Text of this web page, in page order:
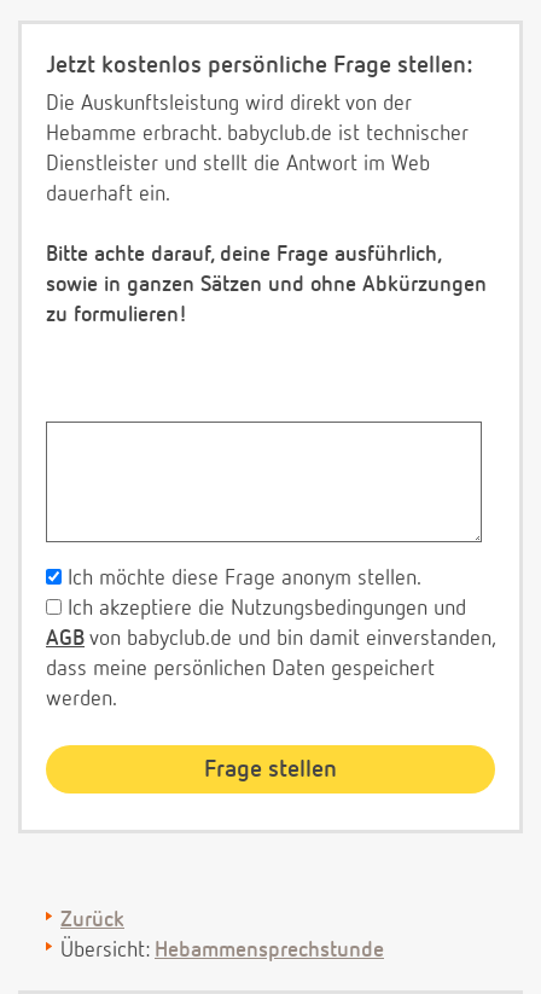
Jetzt kostenlos persönliche Frage stellen:
Die Auskunftsleistung wird direkt von der
Hebamme erbracht. babyclub.de ist technischer
Dienstleister und stellt die Antwort im Web
dauerhaft ein.
Bitte achte darauf, deine Frage ausführlich,
sowie in ganzen Sätzen und ohne Abkürzungen
zu formulieren!
Ich möchte diese Frage anonym stellen.
Ich akzeptiere die Nutzungsbedingungen und
AGB von babyclub.de und bin damit einverstanden,
dass meine persönlichen Daten gespeichert
werden.
Zurück
Übersicht: Hebammensprechstunde